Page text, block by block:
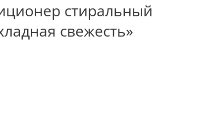
стиральный
свежесть»